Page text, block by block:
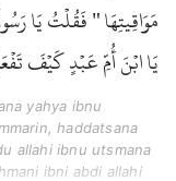
مَوَاقِيتِهَا " فَقُلْتُ يَا
يَا ابْنَ أُمِّ عَبْدٍ كَيْفَ
yahya ibnu
haddatsana
allahi ibnu utsmana
ibni abdi allahi